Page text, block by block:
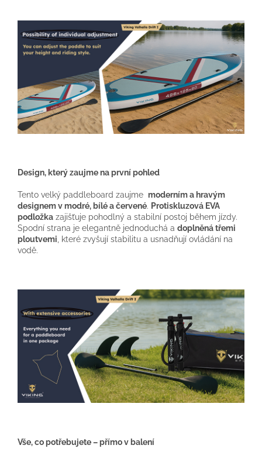
Design, který zaujme na první pohled
Tento velký paddleboard zaujme moderním a hravým
designem v modré, bílé a červené. Protiskluzová EVA
podložka zajišťuje pohodlný a stabilní postoj během jízdy.
Spodní strana je elegantně jednoduchá a doplněná třemi
ploutvemi , které zvyšují stabilitu a usnadňují ovládání na
vodě.
Vše, co potřebujete – přímo v balení